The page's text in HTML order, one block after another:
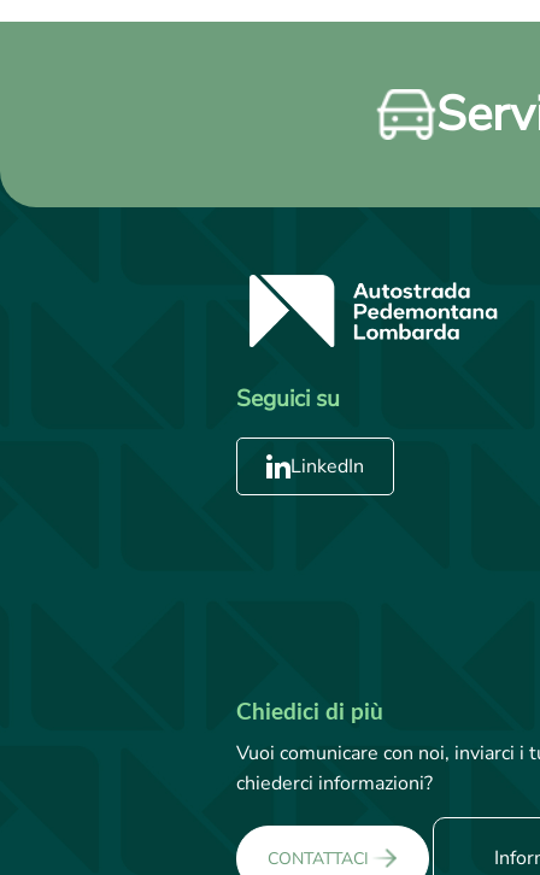
Seguici su
LinkedIn
Chiedici di più
Vuoi comunicare con noi, inviarci
chiederci informazioni?
CONTATTACI